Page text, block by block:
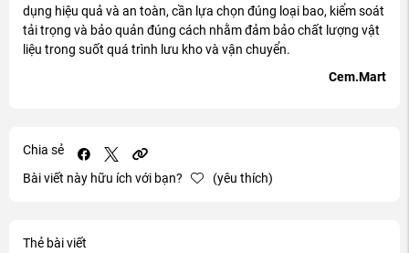
dụng hiệu quả và an toàn, cần lựa chọn đúng loại bao, kiểm soát
tải trọng và bảo quản đúng cách nhằm đảm bảo chất lượng vật
liệu trong suốt quá trình lưu kho và vận chuyển.
Cem.Mart
Chia sẻ
Bài viết này hữu ích với bạn?
(yêu thích)
Thẻ bài viết